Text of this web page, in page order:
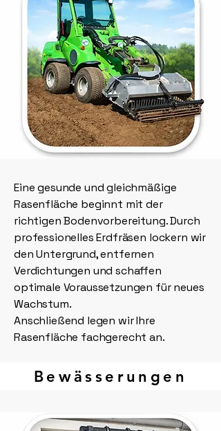
Eine gesunde und gleichmäßige
Rasenfläche beginnt mit der
richtigen Bodenvorbereitung. Durch
professionelles Erdfräsen lockern wir
den Untergrund, entfernen
Verdichtungen und schaffen
optimale Voraussetzungen für neues
Wachstum.
Anschließend legen wir Ihre
Rasenfläche fachgerecht an.
Bewässerungen